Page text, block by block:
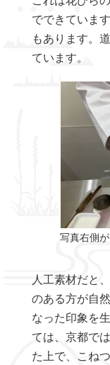
でできていま
もあります。
ています。
写真右側が
人工素材だと
のある方が自
なった印象を
ては、京都で
た上で、こね